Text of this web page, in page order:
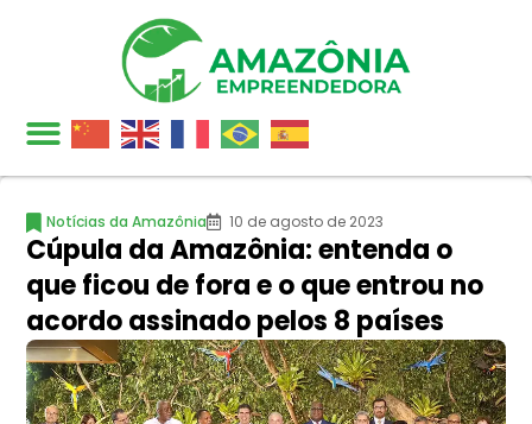
Notícias da Amazônia 10 de agosto de 2023
Cúpula da Amazônia: entenda o
que ficou de fora e o que entrou no
acordo assinado pelos 8 países